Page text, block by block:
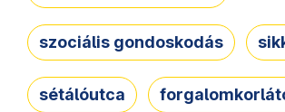
szociális gondoskodás
sétálóutca